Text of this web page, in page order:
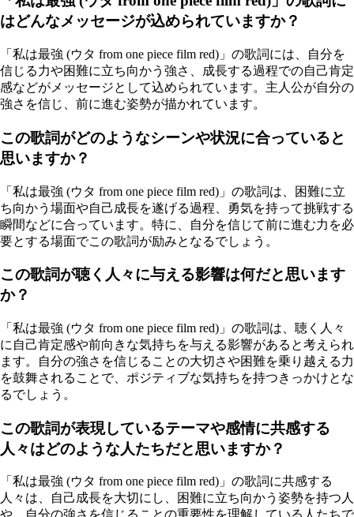
はどんなメッセージが込められていますか？
「私は最強 (ウタ from one piece film red)」の歌詞には、自分を
信じる力や困難に立ち向かう強さ、成長する過程での自己肯定
感などがメッセージとして込められています。主人公が自分の
強さを信じ、前に進む姿勢が描かれています。
この歌詞がどのようなシーンや状況に合っていると
思いますか？
「私は最強 (ウタ from one piece film red)」の歌詞は、困難に立
ち向かう場面や自己成長を遂げる過程、勇気を持って挑戦する
瞬間などに合っています。特に、自分を信じて前に進む力を必
要とする場面でこの歌詞が励みとなるでしょう。
この歌詞が聴く人々に与える影響は何だと思います
か？
「私は最強 (ウタ from one piece film red)」の歌詞は、聴く人々
に自己肯定感や前向きな気持ちを与える影響があると考えられ
ます。自分の強さを信じることの大切さや困難を乗り越える力
を鼓舞されることで、ポジティブな気持ちを持つきっかけとな
るでしょう。
この歌詞が表現しているテーマや感情に共感する
人々はどのような人たちだと思いますか？
「私は最強 (ウタ from one piece film red)」の歌詞に共感する
人々は、自己成長を大切にし、困難に立ち向かう姿勢を持つ人